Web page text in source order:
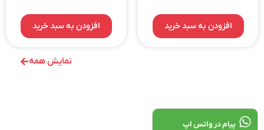
نمایش همه
افزودن به سبد خرید افزودن به سبد خرید
پیام در واتس اپ